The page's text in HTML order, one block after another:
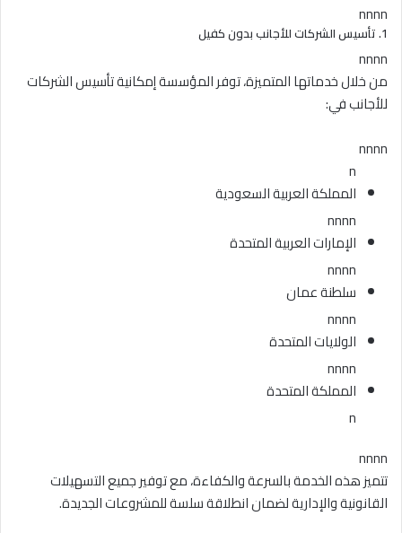
nnnn
1. تأسيس الشركات للأجانب بدون كفيل
nnnn
من خلال خدماتها المتميزة، توفر المؤسسة إمكانية تأسيس الشركات
للأجانب في:
nnnn
n
المملكة العربية السعودية
nnnn
الإمارات العربية المتحدة
nnnn
سلطنة عمان
nnnn
الولايات المتحدة
nnnn
المملكة المتحدة
n
nnnn
تتميز هذه الخدمة بالسرعة والكفاءة، مع توفير جميع التسهيلات
القانونية والإدارية لضمان انطلاقة سلسة للمشروعات الجديدة.